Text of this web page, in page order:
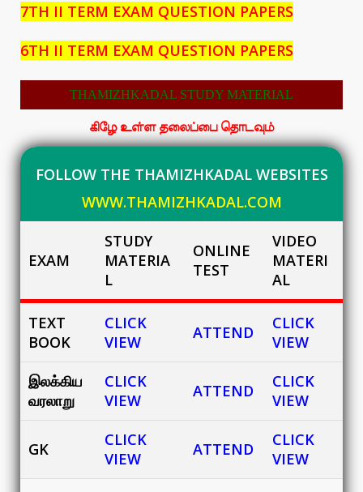
7TH II TERM EXAM QUESTION PAPERS
6TH II TERM EXAM QUESTION PAPERS
THAMIZHKADAL STUDY MATERIAL
கிழே உள்ள தலைப்பை தொடவும்
FOLLOW THE THAMIZHKADAL WEBSITES
WWW.THAMIZHKADAL.COM
EXAM
STUDY
MATERIA
L
ONLINE
TEST
VIDEO
MATERI
AL
TEXT
BOOK
CLICK
VIEW
ATTEND
CLICK
VIEW
இலக்கிய
வரலாறு
CLICK
VIEW
ATTEND
CLICK
VIEW
GK
CLICK
VIEW
ATTEND
CLICK
VIEW